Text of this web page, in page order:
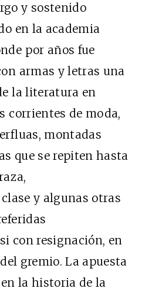
y sostenido
en la academia
por años fue
armas y letras una
la literatura en
corrientes de moda,
montadas
que se repiten hasta
y algunas otras
con resignación, en
gremio. La apuesta
la historia de la